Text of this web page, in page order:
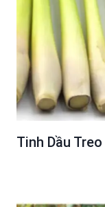
Tinh Dầu